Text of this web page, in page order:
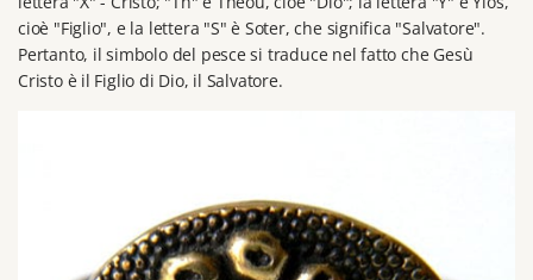
cioè "Figlio", e la lettera "S" è Soter, che significa "Salvatore".
Pertanto, il simbolo del pesce si traduce nel fatto che Gesù
Cristo è il Figlio di Dio, il Salvatore.